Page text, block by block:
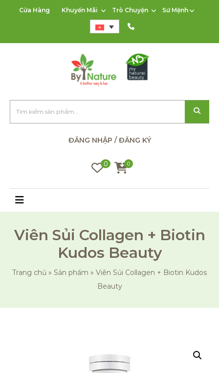
Cửa Hàng Khuyến Mãi Trò Chuyện Sứ Mệnh
ĐĂNG NHẬP / ĐĂNG KÝ
0 0
Viên Sủi Collagen + Biotin
Kudos Beauty
Trang chủ » Sản phẩm » Viên Sủi Collagen + Biotin Kudos
Beauty